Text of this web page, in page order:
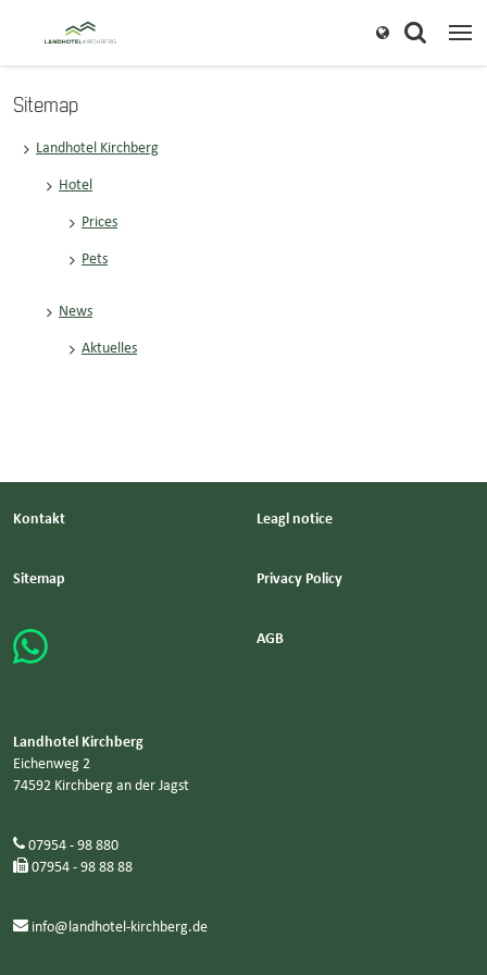
Sitemap
Landhotel Kirchberg
Hotel
Prices
Pets
News
Aktuelles
Kontakt Leagl notice
Sitemap Privacy Policy
AGB
Landhotel Kirchberg
Eichenweg 2
74592 Kirchberg an der Jagst
07954 - 98 880
07954 - 98 88 88
info@landhotel-kirchberg.de